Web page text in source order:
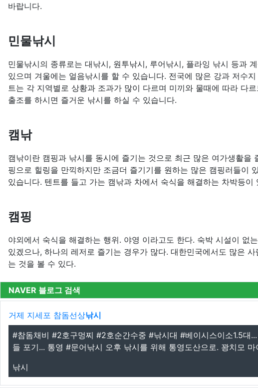
바랍니다.
민물낚시
민물낚시의 종류로는 대낚시, 원투낚시, 루어낚시, 플라잉 낚시 등과
있으며 겨울에는 얼음낚시를 할 수 있습니다. 전국에 많은 강과 저수
트는 각 지역별로 상황과 조과가 많이 다르며 미끼와 물때에 따라 다
출조를 하시면 즐거운 낚시를 하실 수 있습니다.
캠낚
캠낚이란 캠핑과 낚시를 동시에 즐기는 것으로 최근 많은 여가생활
핑으로 힐링을 만끽하지만 조금더 즐기기를 원하는 많은 캠핑러들이
있습니다. 텐트를 들고 가는 캠낚과 차에서 숙식을 해결하는 차박등이
캠핑
야외에서 숙식을 해결하는 행위. 야영 이라고도 한다. 숙박 시설이 없
있겠으나, 하나의 레저로 즐기는 경우가 많다. 대한민국에서도 많은
는 것을 볼 수 있다.
NAVER 블로그 검색
거제 지세포 참돔선상낚시
#참돔채비 #2호구멍찌 #2호순간수중 #낚시대 #베이시스이소1.5대
들 포기... 통영 #문어낚시 오후 낚시를 위해 통영도산으로. 꽝치모 마
낚시